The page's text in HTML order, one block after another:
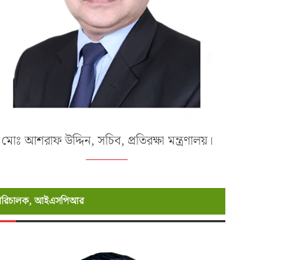
মোঃ আশরাফ উদ্দিন, সচিব, প্রতিরক্ষা মন্ত্রণালয়।
আইএসপিআর